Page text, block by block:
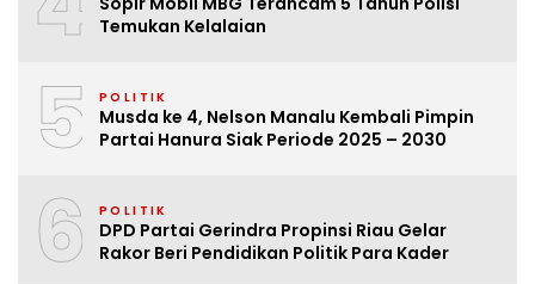
Temukan Kelalaian
5 POLITIK
Musda ke 4, Nelson Manalu Kembali Pimpin
Partai Hanura Siak Periode 2025 – 2030
6 POLITIK
DPD Partai Gerindra Propinsi Riau Gelar
Rakor Beri Pendidikan Politik Para Kader